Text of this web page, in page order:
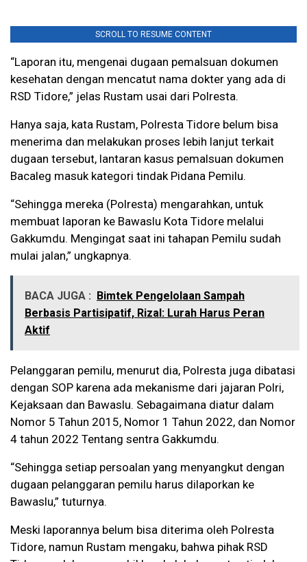
SCROLL TO RESUME CONTENT
“Laporan itu, mengenai dugaan pemalsuan dokumen
kesehatan dengan mencatut nama dokter yang ada di
RSD Tidore,” jelas Rustam usai dari Polresta.
Hanya saja, kata Rustam, Polresta Tidore belum bisa
menerima dan melakukan proses lebih lanjut terkait
dugaan tersebut, lantaran kasus pemalsuan dokumen
Bacaleg masuk kategori tindak Pidana Pemilu.
“Sehingga mereka (Polresta) mengarahkan, untuk
membuat laporan ke Bawaslu Kota Tidore melalui
Gakkumdu. Mengingat saat ini tahapan Pemilu sudah
mulai jalan,” ungkapnya.
BACA JUGA : Bimtek Pengelolaan Sampah
Berbasis Partisipatif, Rizal: Lurah Harus Peran
Aktif
Pelanggaran pemilu, menurut dia, Polresta juga dibatasi
dengan SOP karena ada mekanisme dari jajaran Polri,
Kejaksaan dan Bawaslu. Sebagaimana diatur dalam
Nomor 5 Tahun 2015, Nomor 1 Tahun 2022, dan Nomor
4 tahun 2022 Tentang sentra Gakkumdu.
“Sehingga setiap persoalan yang menyangkut dengan
dugaan pelanggaran pemilu harus dilaporkan ke
Bawaslu,” tuturnya.
Meski laporannya belum bisa diterima oleh Polresta
Tidore, namun Rustam mengaku, bahwa pihak RSD